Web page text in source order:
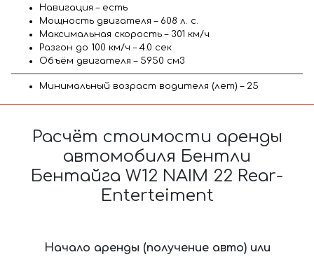
Навигация – есть
Мощность двигателя – 608 л. с.
Максимальная скорость – 301 км/ч
Разгон до 100 км/ч – 4.0 сек
Объём двигателя – 5950 см3
Минимальный возраст водителя (лет) – 25
Расчёт стоимости аренды
автомобиля Бентли
Бентайга W12 NAIM 22 Rear-
Enterteiment
Начало аренды (получение авто) или